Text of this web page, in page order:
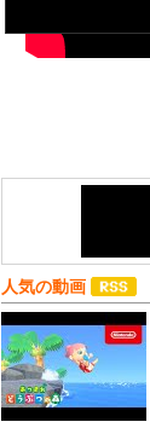
人気の動画